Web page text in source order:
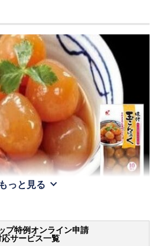
もっと見る
プ特例オンライン申請
応サービス一覧